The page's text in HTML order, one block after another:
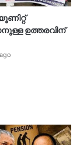
ഉത്തരവിന്